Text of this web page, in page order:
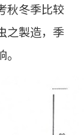
秋冬季比较
之製造，季